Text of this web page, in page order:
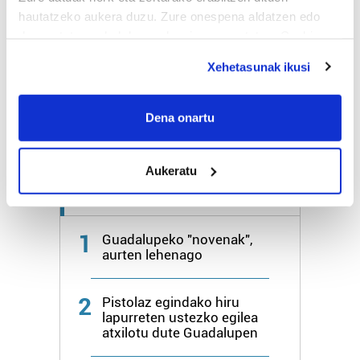
hautatzeko aukera duzu. Zure onespena aldatzen edo
If you allow, we would also like to:
Collect information about your geographical
meters
Identify your device by actively scanning it for
specific characteristics (fingerprinting)
Find out more about how your personal data is processed
and set your preferences in thedetails section
teknologia erabiliz, cookieak adibidez, iragarki eta eduki
pertsonalizatuak eskaintzeko, iragarkiak eta edukia
Xehetasunak ikusi
Dena onartu
Aukeratu
Bihar 24º 16º
Azken 7 egunetako irakurrienak
1
Guadalupeko "novenak",
aurten lehenago
2
Pistolaz egindako hiru
lapurreten ustezko egilea
atxilotu dute Guadalupen